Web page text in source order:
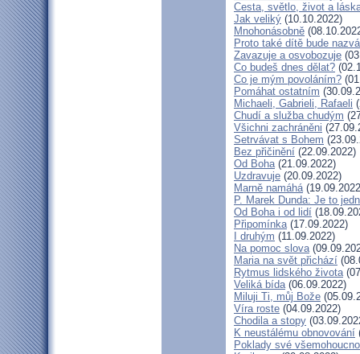
Cesta, světlo, život a
Jak veliký (10.10.2022)
Mnohonásobně
Proto také dítě bude
Zavazuje a osvobozuje
Co budeš dnes dělat?
Co je mým povoláním?
Pomáhat ostatním
Michaeli, Gabrieli, Rafaeli
Chudí a služba chudým
Všichni zachráněni
Setrvávat s Bohem
Bez přičinění (22.09.2022)
Od Boha(21.09.2022)
Uzdravuje (20.09.2022)
Marně namáhá
P. Marek Dunda: Je to
Od Boha i od lidí
Připomínka(17.09.2022)
I druhým (11.09.2022)
Na pomoc slova
Maria na svět přichází
Rytmus lidského života
Veliká bída(06.09.2022)
Miluji Ti, můj Bože
Víra roste (04.09.2022)
Chodila a stopy
K neustálému obnovování
Poklady své